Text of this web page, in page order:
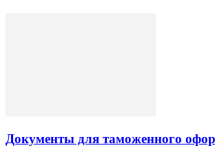
Документы для таможенного